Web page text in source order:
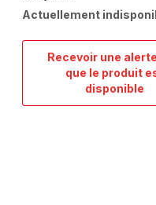
Recevoir une
que le produit
disponible
Lot
Actuellement